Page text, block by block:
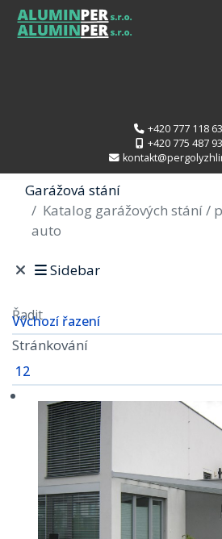
+420 777 118
+420 775 487
Garážová stání
Katalog garážových stání /
auto
Sidebar
Řadit
Stránkování